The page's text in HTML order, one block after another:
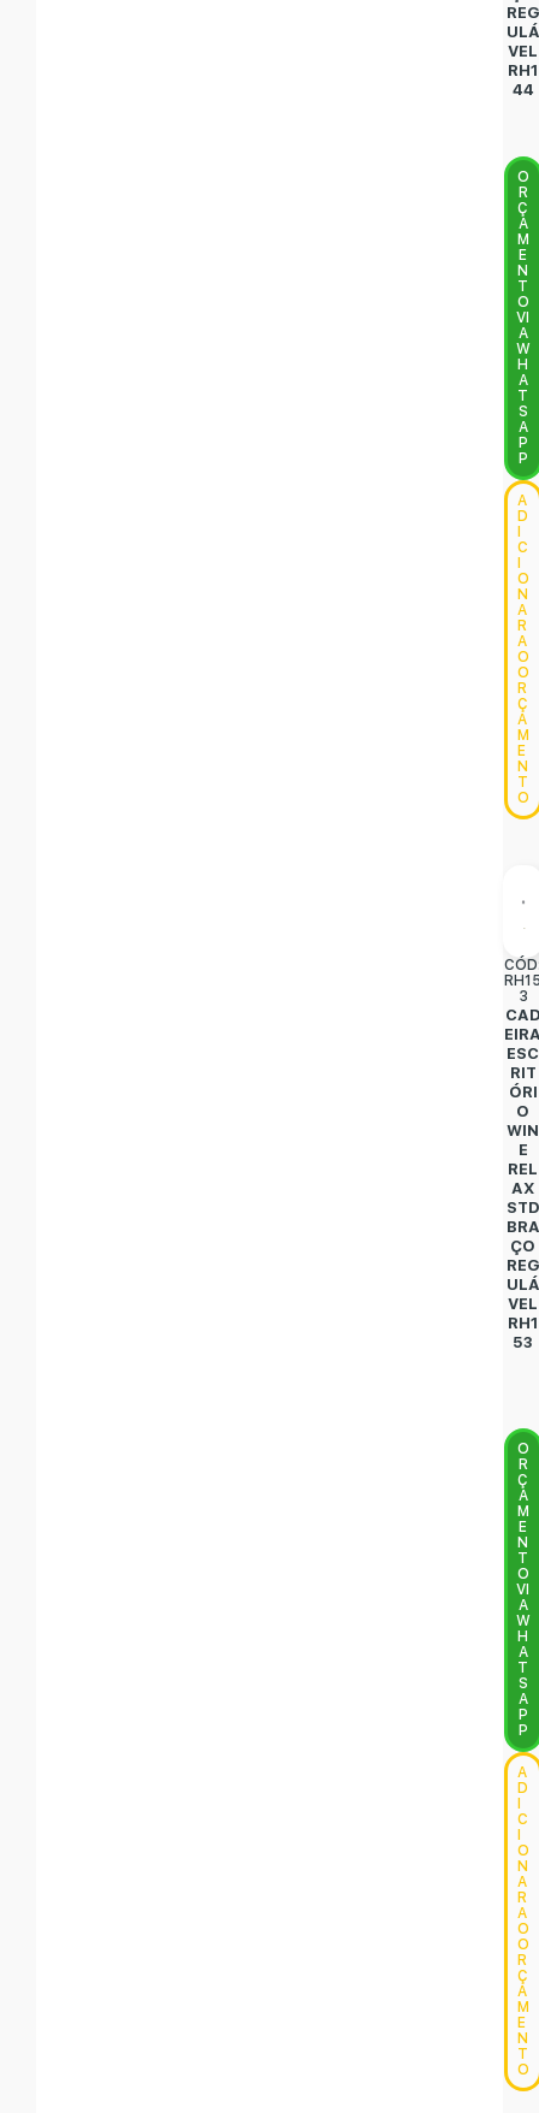
REG
ULÁ
VEL
RH1
44
O
R
Ç
A
M
E
N
T
O
VI
A
W
H
A
T
S
A
P
P
A
D
C
O
N
A
R
A
O
O
R
Ç
A
M
E
N
T
O
3
ESC
RIT
ÓRI
O
WIN
E
REL
AX
STD
BRA
ÇO
REG
ULÁ
VEL
RH1
53
O
R
Ç
A
M
E
N
T
O
VI
A
W
H
A
T
S
A
P
P
A
D
C
O
N
A
R
A
O
O
R
Ç
A
M
E
N
T
O